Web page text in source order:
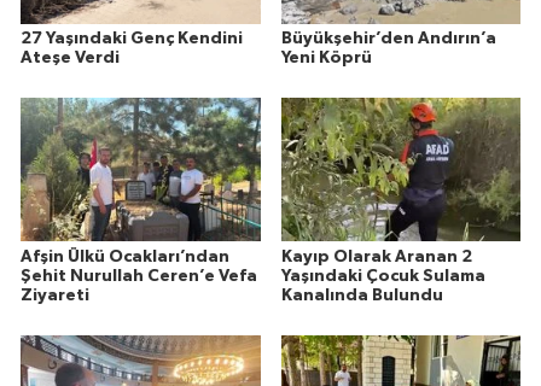
27 Yaşındaki Genç Kendini
Ateşe Verdi
Büyükşehir’den Andırın’a
Yeni Köprü
Afşin Ülkü Ocakları’ndan
Şehit Nurullah Ceren’e Vefa
Ziyareti
Kayıp Olarak Aranan 2
Yaşındaki Çocuk Sulama
Kanalında Bulundu